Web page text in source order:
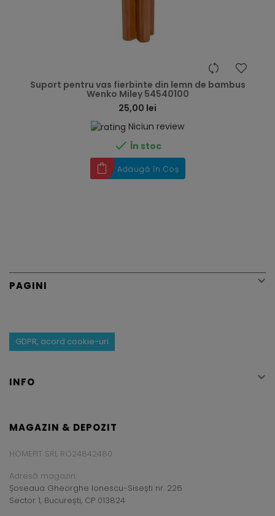
Suport pentru vas fierbinte din lemn de bambus
Wenko Miley 54540100
25,00 lei
Niciun review
 În stoc
Adaugă în Coș
PAGINI 
GDPR, acord cookie-uri
INFO 
MAGAZIN & DEPOZIT
HOMEFIT SRL RO24842480
Adresă magazin:
Șoseaua Gheorghe Ionescu-Sisești nr. 226
Sector 1, București, CP 013824